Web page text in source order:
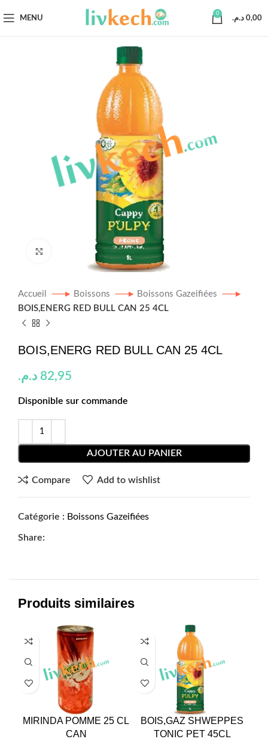
MENU
0
0,00 د.م.
Click to enlarge
Accueil Boissons
Boissons Gazeifiées
BOIS,ENERG RED BULL CAN 25 4CL
BOIS,ENERG RED BULL CAN 25 4CL
82,95 د.م.
Disponible sur commande
AJOUTER AU PANIER
Compare Add to wishlist
Catégorie : Boissons Gazeifiées
Share:
Produits similaires
MIRINDA POMME 25 CL
CAN
BOIS,GAZ SHWEPPES
TONIC PET 45CL